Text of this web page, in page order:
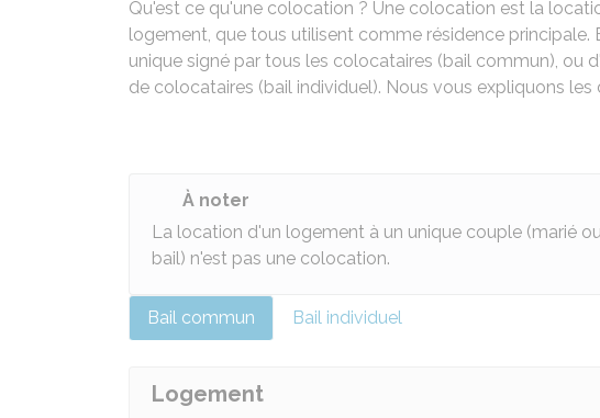
Qu'est ce qu'une colocation ? Une colocation est la
logement, que tous utilisent comme résidence principale.
unique signé par tous les colocataires (bail commun), ou
de colocataires (bail individuel). Nous vous expliquons les
À noter
La location d'un logement à un unique couple (marié
bail) n'est pas une colocation.
Bail commun Bail individuel
Logement